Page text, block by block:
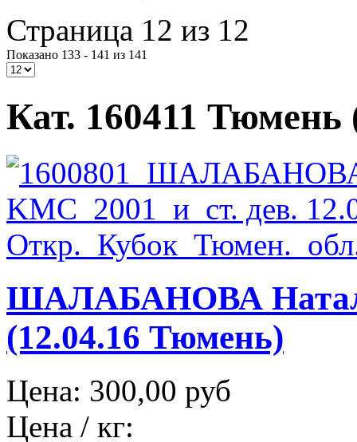
Страница 12 из 12
Показано 133 - 141 из 141
Кат. 160411 Тюмень
ШАЛАБАНОВА
(12.04.16 Тюмень)
Цена: 300,00 руб
Цена / кг: